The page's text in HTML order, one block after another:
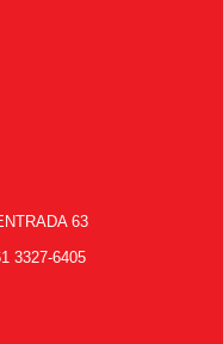
63
3327-6405